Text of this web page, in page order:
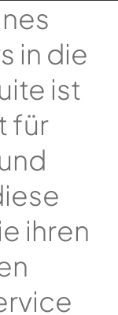
in die
ist
für
ihren